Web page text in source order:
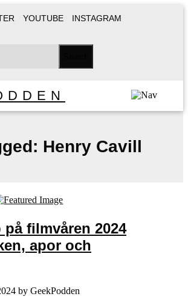
YOUTUBE
INSTAGRAM
Henry Cavill
på filmvåren 2024
apor och
by GeekPodden